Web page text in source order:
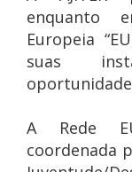
enquanto
Europeia
suas
A Rede
coordenada